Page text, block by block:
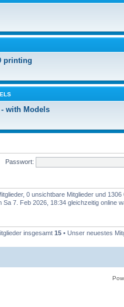
printing
with Models
Passwort:
0 unsichtbare Mitglieder und
Sa 7. Feb 2026, 18:34 gleichzeitig online
insgesamt 15 • Unser neuestes